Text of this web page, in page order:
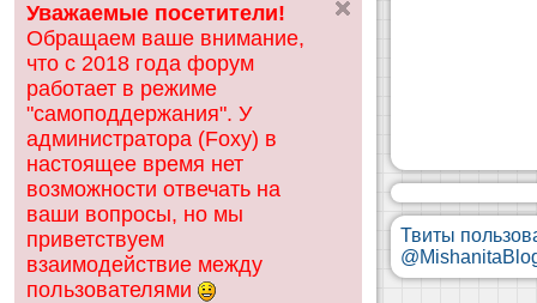
ск
Уважаемые посетители!
Обращаем ваше внимание,
что с 2018 года форум
работает в режиме
"самоподдержания". У
администратора (Foxy) в
настоящее время нет
возможности отвечать на
ваши вопросы, но мы
приветствуем
взаимодействие между
пользователями
Твиты